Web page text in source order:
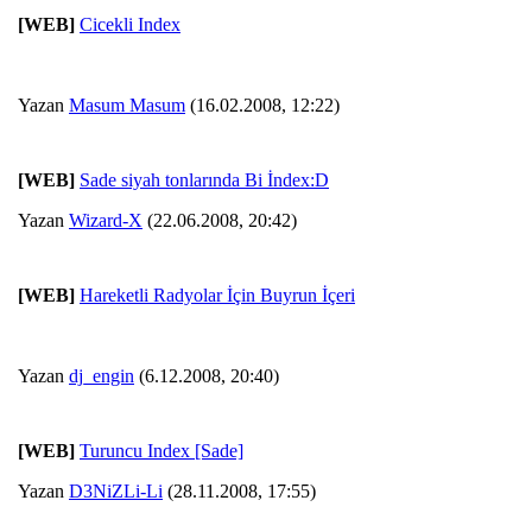
[WEB] Cicekli Index
Yazan Masum Masum (16.02.2008, 12:22)
[WEB] Sade siyah tonlarında Bi İndex:D
Yazan Wizard-X (22.06.2008, 20:42)
[WEB] Hareketli Radyolar İçin Buyrun İçeri
Yazan dj_engin (6.12.2008, 20:40)
[WEB] Turuncu Index [Sade]
Yazan D3NiZLi-Li (28.11.2008, 17:55)